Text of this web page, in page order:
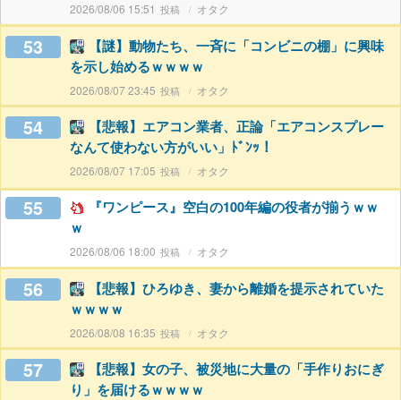
2026/08/06 15:51 オタク
53
【謎】動物たち、一斉に「コンビニの棚」に興味
を示し始めるｗｗｗｗ
2026/08/07 23:45 オタク
54
【悲報】エアコン業者、正論「エアコンスプレー
なんて使わない方がいい」ﾄﾞﾝｯ！
2026/08/07 17:05 オタク
55
『ワンピース』空白の100年編の役者が揃うｗｗ
ｗ
2026/08/06 18:00 オタク
56
【悲報】ひろゆき、妻から離婚を提示されていた
ｗｗｗｗ
2026/08/08 16:35 オタク
57
【悲報】女の子、被災地に大量の「手作りおにぎ
り」を届けるｗｗｗｗ